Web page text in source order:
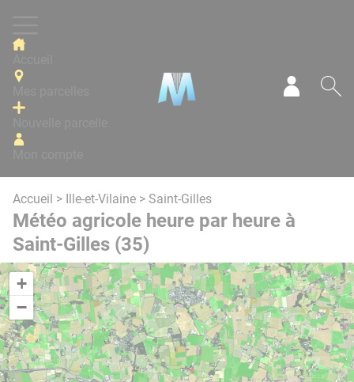
Accueil > Ille-et-Vilaine > Saint-Gilles
Météo agricole heure par heure à
Saint-Gilles (35)
+
−